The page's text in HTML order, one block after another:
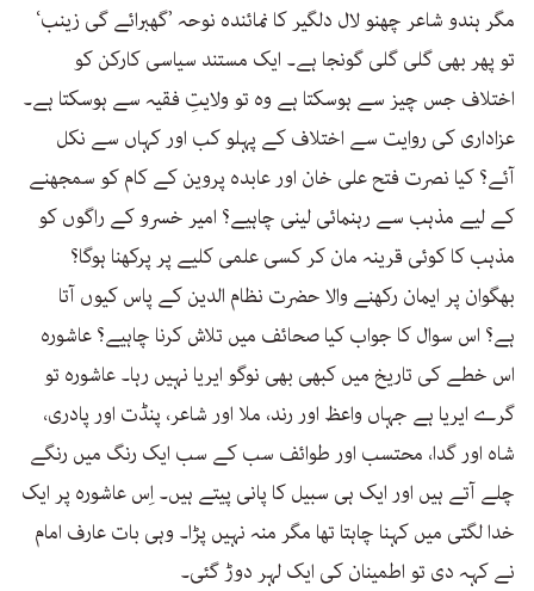
مگر ہندو شاعر چھنو لال دلگیر کا نمائندہ نوحہ ’گھبرائے گی زینب‘
تو پھر بھی گلی گلی گونجا ہے۔ ایک مستند سیاسی کارکن کو
اختلاف جس چیز سے ہوسکتا ہے وہ تو ولایتِ فقیہ سے ہوسکتا ہے۔
عزاداری کی روایت سے اختلاف کے پہلو کب اور کہاں سے نکل
آئے؟ کیا نصرت فتح علی خان اور عابدہ پروین کے کام کو سمجھنے
کے لیے مذہب سے رہنمائی لینی چاہیے؟ امیر خسرو کے راگوں کو
مذہب کا کوئی قرینہ مان کر کسی علمی کلیے پر پرکھنا ہوگا؟
بھگوان پر ایمان رکھنے والا حضرت نظام الدین کے پاس کیوں آتا
ہے؟ اس سوال کا جواب کیا صحائف میں تلاش کرنا چاہیے؟ عاشورہ
اس خطے کی تاریخ میں کبھی بھی نوگو ایریا نہیں رہا۔ عاشورہ تو
گرے ایریا ہے جہاں واعظ اور رند، ملا اور شاعر، پنڈت اور پادری،
شاہ اور گدا، محتسب اور طوائف سب کے سب ایک رنگ میں رنگے
چلے آتے ہیں اور ایک ہی سبیل کا پانی پیتے ہیں۔ اِس عاشورہ پر ایک
خدا لگتی میں کہنا چاہتا تھا مگر منہ نہیں پڑا۔ وہی بات عارف امام
نے کہہ دی تو اطمینان کی ایک لہر دوڑ گئی۔